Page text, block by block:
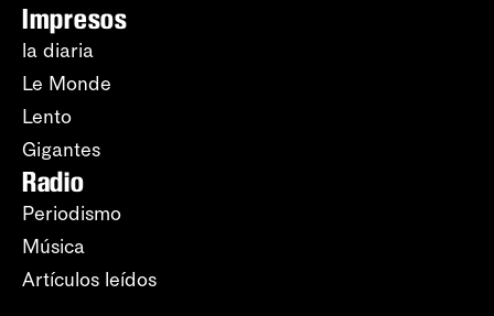
Impresos
la diaria
Le Monde
Lento
Gigantes
Radio
Periodismo
Música
Artículos leídos